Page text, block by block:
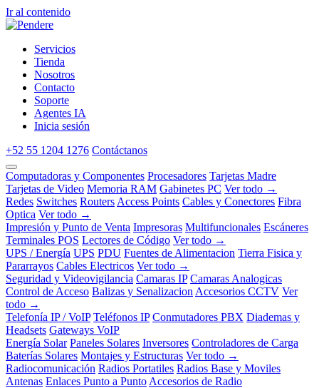
Ir al contenido
Servicios
Tienda
Nosotros
Contacto
Soporte
Agentes IA
Inicia sesión
+52 55 1204 1276 Contáctanos
Computadoras y Componentes Procesadores Tarjetas Madre
Tarjetas de Video Memoria RAM Gabinetes PC Ver todo →
Redes Switches Routers Access Points Cables y Conectores Fibra
Optica Ver todo →
Impresión y Punto de Venta Impresoras Multifuncionales Escáneres
Terminales POS Lectores de Código Ver todo →
UPS / Energía UPS PDU Fuentes de Alimentacion Tierra Fisica y
Pararrayos Cables Electricos Ver todo →
Seguridad y Videovigilancia Camaras IP Camaras Analogicas
Control de Acceso Balizas y Senalizacion Accesorios CCTV Ver
todo →
Telefonía IP / VoIP Teléfonos IP Conmutadores PBX Diademas y
Headsets Gateways VoIP
Energía Solar Paneles Solares Inversores Controladores de Carga
Baterías Solares Montajes y Estructuras Ver todo →
Radiocomunicación Radios Portatiles Radios Base y Moviles
Antenas Enlaces Punto a Punto Accesorios de Radio